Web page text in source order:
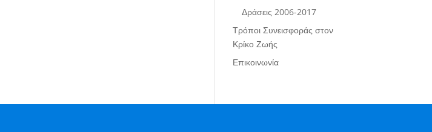
Δράσεις 2006-2017
Τρόποι Συνεισφοράς στον
Κρίκο Ζωής
Επικοινωνία